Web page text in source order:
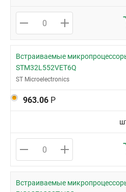
Встраиваемые
STM32L552VET6Q
ST Microelectronics
963.06 Р
Встраиваемые